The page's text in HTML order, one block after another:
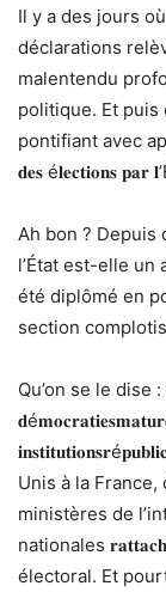
Il y a des jours
déclarations
malentendu
politique. Et puis
pontifiant avec
𝐝𝐞𝐬 é𝐥𝐞𝐜𝐭𝐢𝐨𝐧𝐬 𝐩𝐚𝐫
Ah bon ? Depuis
l’État est-elle un
été diplômé en
section
Qu’on se le dise :
𝐝é𝐦𝐨𝐜𝐫𝐚𝐭𝐢𝐞𝐬
𝐢𝐧𝐬𝐭𝐢𝐭𝐮𝐭𝐢𝐨𝐧𝐬𝐫é
Unis à la France,
ministères de
nationales
électoral. Et